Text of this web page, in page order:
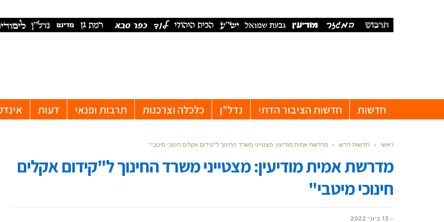
חדשות חדשות הציבור הדתי נדל"ן כלכלה וצרכנות תרבות ופנאי דעות
ראשי » חדשות חדש » מדרשת אמית מודיעין: מצטייני משרד החינוך ל"קידום אקלים חינוכי מיטבי"
מדרשת אמית מודיעין: מצטייני משרד החינוך ל"קידום אקלים
חינוכי מיטבי"
13 ביוני 2022